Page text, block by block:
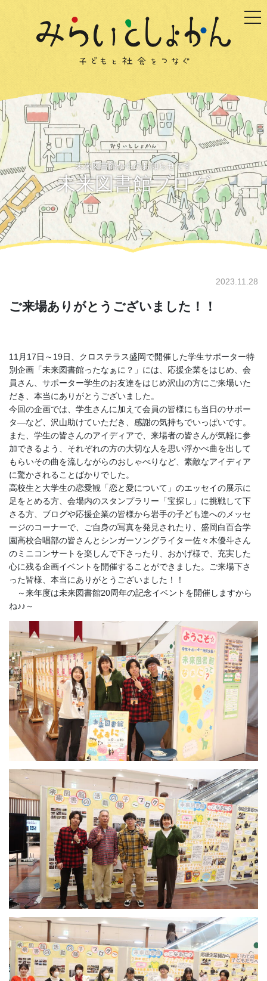
未来図書館からのお知らせです
未来図書館ブログ
2023.11.28
ご来場ありがとうございました！！
11月17日～19日、クロステラス盛岡で開催した学生サポーター特
別企画「未来図書館ったなぁに？」には、応援企業をはじめ、会
員さん、サポーター学生のお友達をはじめ沢山の方にご来場いた
だき、本当にありがとうございました。
今回の企画では、学生さんに加えて会員の皆様にも当日のサポー
タ―など、沢山助けていただき、感謝の気持ちでいっぱいです。
また、学生の皆さんのアイディアで、来場者の皆さんが気軽に参
加できるよう、それぞれの方の大切な人を思い浮かべ曲を出して
もらいその曲を流しながらのおしゃべりなど、素敵なアイディア
に驚かされることばかりでした。
高校生と大学生の恋愛観「恋と愛について」のエッセイの展示に
足をとめる方、会場内のスタンプラリー「宝探し」に挑戦して下
さる方、ブログや応援企業の皆様から岩手の子ども達へのメッセ
ージのコーナーで、ご自身の写真を発見されたり、盛岡白百合学
園高校合唱部の皆さんとシンガーソングライター佐々木優斗さん
のミニコンサートを楽しんで下さったり、おかげ様で、充実した
心に残る企画イベントを開催することができました。ご来場下さ
った皆様、本当にありがとうございました！！
～来年度は未来図書館20周年の記念イベントを開催しますから
ね♪♪～